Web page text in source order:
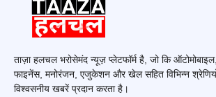
ताज़ा हलचल भरोसेमंद न्यूज़ प्लेटफॉर्म है, जो कि
फाइनेंस, मनोरंजन, एजुकेशन और खेल सहित विभिन्न
विश्वसनीय खबरें प्रदान करता है।